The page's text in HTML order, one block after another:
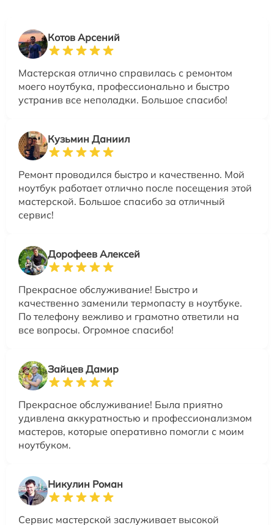
Котов Арсений
Мастерская отлично справилась с ремонтом
моего ноутбука, профессионально и быстро
устранив все неполадки. Большое спасибо!
Кузьмин Даниил
Ремонт проводился быстро и качественно. Мой
ноутбук работает отлично после посещения этой
мастерской. Большое спасибо за отличный
сервис!
Дорофеев Алексей
Прекрасное обслуживание! Быстро и
качественно заменили термопасту в ноутбуке.
По телефону вежливо и грамотно ответили на
все вопросы. Огромное спасибо!
Зайцев Дамир
Прекрасное обслуживание! Была приятно
удивлена аккуратностью и профессионализмом
мастеров, которые оперативно помогли с моим
ноутбуком.
Никулин Роман
Сервис мастерской заслуживает высокой